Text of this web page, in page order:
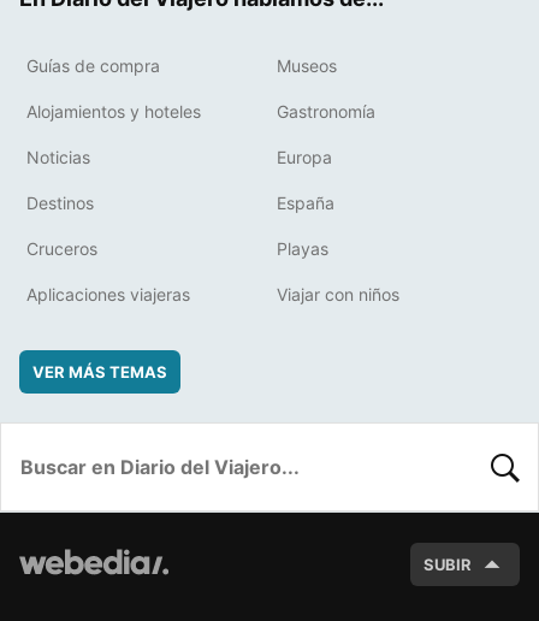
Guías de compra Museos
Alojamientos y hoteles Gastronomía
Noticias Europa
Destinos España
Cruceros Playas
Aplicaciones viajeras Viajar con niños
VER MÁS TEMAS
SUBIR